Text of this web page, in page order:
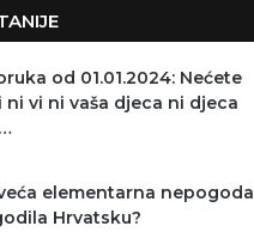
od 01.01.2024: Nećete
ni vi ni vaša djeca ni djeca
elementarna nepogoda
Hrvatsku?